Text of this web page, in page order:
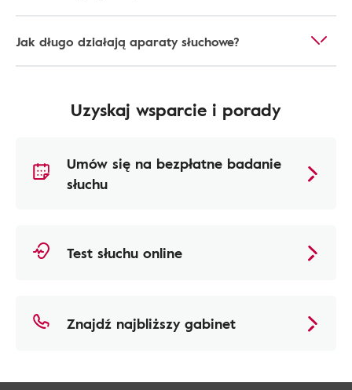
Jak długo działają aparaty słuchowe?
Uzyskaj wsparcie i porady
Umów się na bezpłatne badanie
słuchu
Test słuchu online
Znajdź najbliższy gabinet